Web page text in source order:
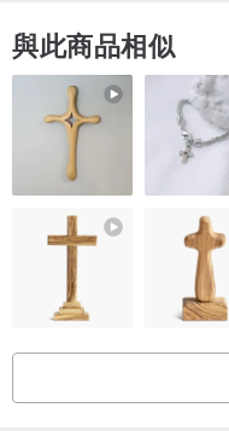
實物顔色會因爲螢幕色差而
使用前注意
1. 運送用的裝材皆為再利用
2. 陶瓷器若是作為食器使用
潔表面上的髒污。
3. 釉藥在燒結時都會有一些
上的裂痕)和縮釉都屬正常現
如何保養陶瓷器
一件陶瓷器如果保養得宜可
與此商品相似